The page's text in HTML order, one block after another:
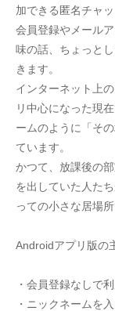
加できる匿名チャ
会員登録やメール
味の話、ちょっと
きます。
インターネット上
リ中心になった現
ームのように「そ
ています。
かつて、放課後の
を出していた人た
っての小さな居場
Androidアプリ版の
・会員登録なしで
・ニックネームを